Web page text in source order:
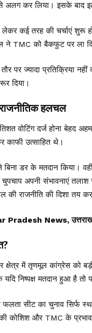
अलग कर लिया। इसके बाद
कई तरह की चर्चाएं शुरू
ने TMC को बैकफुट पर ला
पर ज्यादा प्रतिक्रिया
दिया।
हलचल
वोटिंग दर्ज होना बेहद
काफी उत्साहित थे।
बिना डर के मतदान किया।
अपनी संभावनाएं तलाश
की राजनीति की दिशा तय
News,
क्षेत्र में तृणमूल कांग्रेस को
निष्पक्ष मतदान हुआ है तो
फलता सीट का चुनाव सिर्फ
कोशिश और TMC के प्रभाव